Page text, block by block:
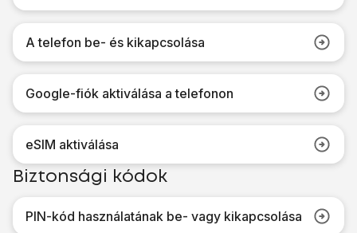
A telefon be- és kikapcsolása
Google-fiók aktiválása a telefonon
eSIM aktiválása
Biztonsági kódok
PIN-kód használatának be- vagy kikapcsolása